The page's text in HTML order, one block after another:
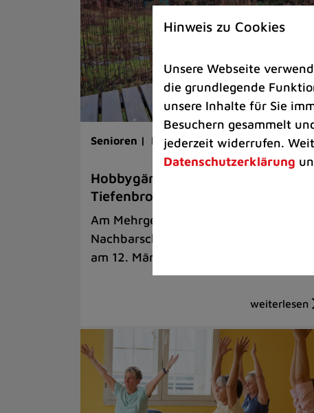
Senioren | Rathaus
Hobbygärtner für Projekt in
Tiefenbroich gesucht
Am Mehrgenerationentreff entsteht ein
Nachbarschaftsgarten / Erstes Treffen
am 12. März
Hinweis zu Cookies
Unsere Webseite
die grundlegende
unsere Inhalte für Sie
Besuchern gesammelt
jederzeit widerrufen.
Datenschutzerklärung